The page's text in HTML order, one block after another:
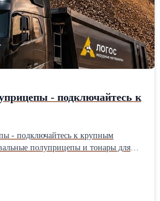
мини-погрузчика.Производитель:
Длина: 140 см Ширина: 140 см
- подключайтесь к
- подключайтесь к крупным
полуприцепы и тонары для
Долгосрочное сотрудничество.
перевозок и стабильные выплаты